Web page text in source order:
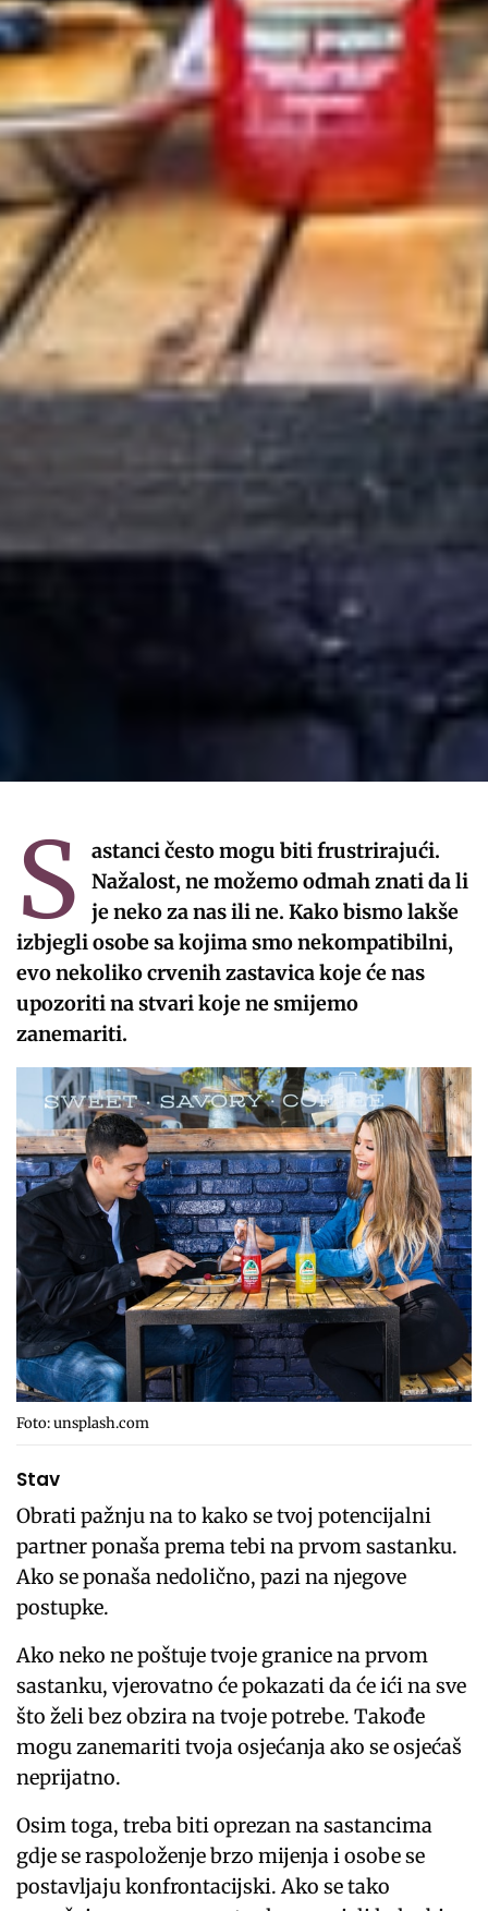
S
astanci često mogu biti frustrirajući.
Nažalost, ne možemo odmah znati da li
je neko za nas ili ne. Kako bismo lakše
izbjegli osobe sa kojima smo nekompatibilni,
evo nekoliko crvenih zastavica koje će nas
upozoriti na stvari koje ne smijemo
zanemariti.
Foto: unsplash.com
Stav
Obrati pažnju na to kako se tvoj potencijalni
partner ponaša prema tebi na prvom sastanku.
Ako se ponaša nedolično, pazi na njegove
postupke.
Ako neko ne poštuje tvoje granice na prvom
sastanku, vjerovatno će pokazati da će ići na sve
što želi bez obzira na tvoje potrebe. Takođe
mogu zanemariti tvoja osjećanja ako se osjećaš
neprijatno.
Osim toga, treba biti oprezan na sastancima
gdje se raspoloženje brzo mijenja i osobe se
postavljaju konfrontacijski. Ako se tako